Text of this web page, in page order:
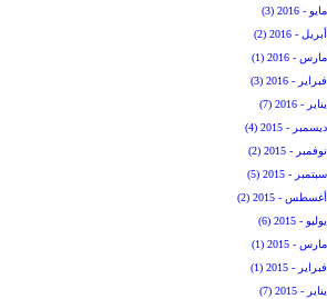
مايو - 2016 (3)
أبريل - 2016 (2)
مارس - 2016 (1)
فبراير - 2016 (3)
يناير - 2016 (7)
ديسمبر - 2015 (4)
نوفمبر - 2015 (2)
سبتمبر - 2015 (5)
أغسطس - 2015 (2)
يوليو - 2015 (6)
مارس - 2015 (1)
فبراير - 2015 (1)
يناير - 2015 (7)